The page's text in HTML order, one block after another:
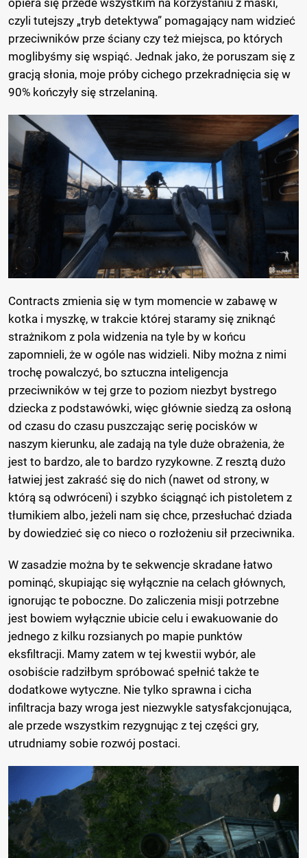
czyli tutejszy „tryb detektywa” pomagający nam widzieć
przeciwników prze ściany czy też miejsca, po których
moglibyśmy się wspiąć. Jednak jako, że poruszam się z
gracją słonia, moje próby cichego przekradnięcia się w
90% kończyły się strzelaniną.
Contracts zmienia się w tym momencie w zabawę w
kotka i myszkę, w trakcie której staramy się zniknąć
strażnikom z pola widzenia na tyle by w końcu
zapomnieli, że w ogóle nas widzieli. Niby można z nimi
trochę powalczyć, bo sztuczna inteligencja
przeciwników w tej grze to poziom niezbyt bystrego
dziecka z podstawówki, więc głównie siedzą za osłoną
od czasu do czasu puszczając serię pocisków w
naszym kierunku, ale zadają na tyle duże obrażenia, że
jest to bardzo, ale to bardzo ryzykowne. Z resztą dużo
łatwiej jest zakraść się do nich (nawet od strony, w
którą są odwróceni) i szybko ściągnąć ich pistoletem z
tłumikiem albo, jeżeli nam się chce, przesłuchać dziada
by dowiedzieć się co nieco o rozłożeniu sił przeciwnika.
W zasadzie można by te sekwencje skradane łatwo
pominąć, skupiając się wyłącznie na celach głównych,
ignorując te poboczne. Do zaliczenia misji potrzebne
jest bowiem wyłącznie ubicie celu i ewakuowanie do
jednego z kilku rozsianych po mapie punktów
eksfiltracji. Mamy zatem w tej kwestii wybór, ale
osobiście radziłbym spróbować spełnić także te
dodatkowe wytyczne. Nie tylko sprawna i cicha
infiltracja bazy wroga jest niezwykle satysfakcjonująca,
ale przede wszystkim rezygnując z tej części gry,
utrudniamy sobie rozwój postaci.